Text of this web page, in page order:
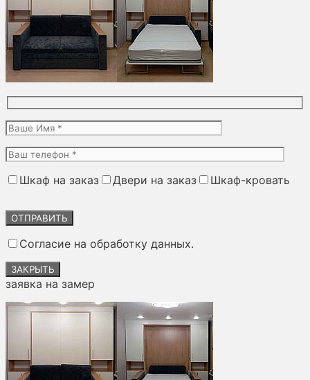
Шкаф на заказ Двери на заказ
Шкаф-кровать
это
пустым.
Согласие на обработку данных.
ЗАКРЫТЬ
заявка на замер